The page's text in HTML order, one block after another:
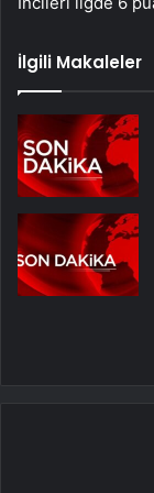
İlgili Makaleler